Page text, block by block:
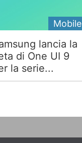
Mobile
lancia la
di One UI 9
la serie...